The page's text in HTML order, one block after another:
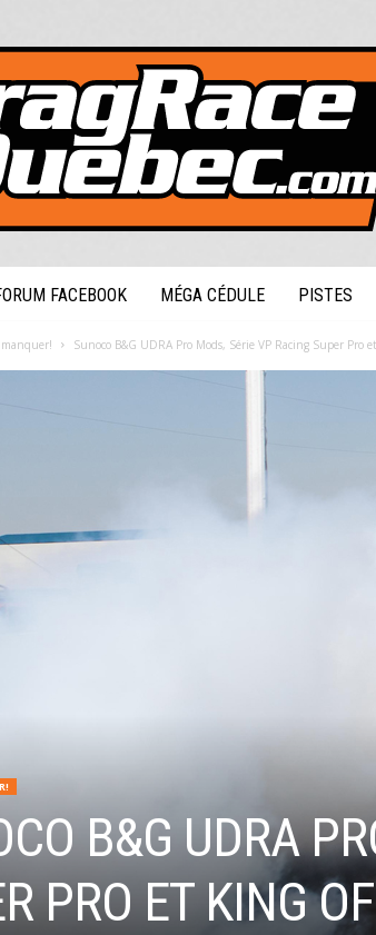
FACEBOOK MÉGA CÉDULE PISTES
Sunoco B&G UDRA Pro Mods, Série VP Racing Super Pro
B&G UDRA
PRO ET KING